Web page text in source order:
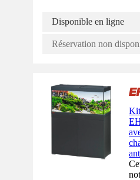
Disponible en ligne
Réservation non